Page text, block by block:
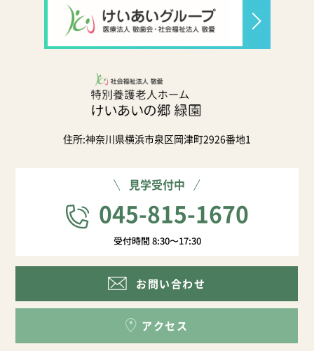
住所:神奈川県横浜市泉区岡津町2926番地1
見学受付中
045-815-1670
受付時間 8:30〜17:30
お問い合わせ
アクセス